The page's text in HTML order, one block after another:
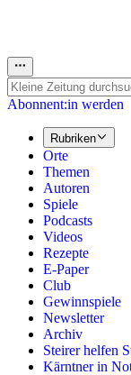
Abonnent:in werden
Rubriken
Orte
Themen
Autoren
Spiele
Podcasts
Videos
Rezepte
E-Paper
Club
Gewinnspiele
Newsletter
Archiv
Steirer helfen
Kärntner in